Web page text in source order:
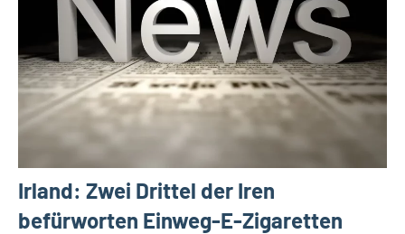
Irland: Zwei Drittel der Iren
befürworten Einweg-E-Zigaretten